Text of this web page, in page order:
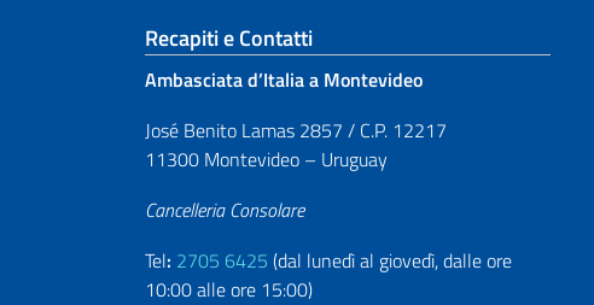
Sezione footer
Recapiti e Contatti
Ambasciata d’Italia a Montevideo
José Benito Lamas 2857 / C.P. 12217
11300 Montevideo – Uruguay
Cancelleria Consolare
Tel: 2705 6425 (dal lunedì al giovedì, dalle ore
10:00 alle ore 15:00)